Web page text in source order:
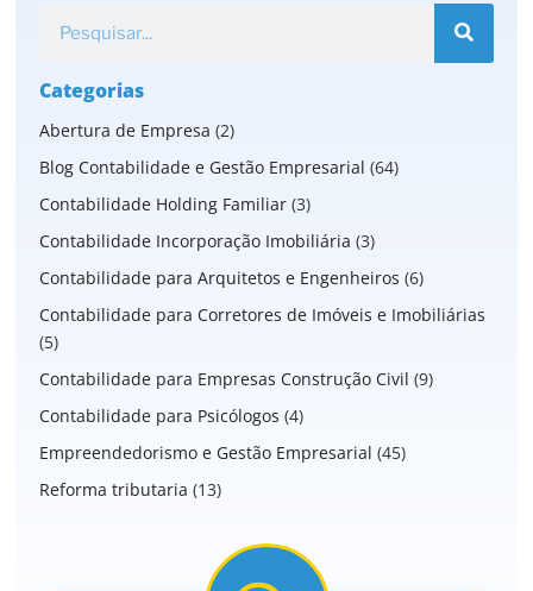
Categorias
Abertura de Empresa (2)
Blog Contabilidade e Gestão Empresarial (64)
Contabilidade Holding Familiar (3)
Contabilidade Incorporação Imobiliária (3)
Contabilidade para Arquitetos e Engenheiros (6)
Contabilidade para Corretores de Imóveis e Imobiliárias
(5)
Contabilidade para Empresas Construção Civil (9)
Contabilidade para Psicólogos (4)
Empreendedorismo e Gestão Empresarial (45)
Reforma tributaria (13)